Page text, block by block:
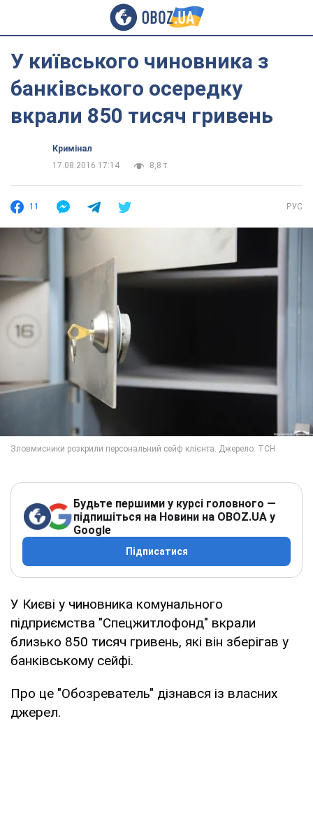
У київського чиновника з
банківського осередку
вкрали 850 тисяч гривень
Кримінал
17.08.2016 17:14
8,8 т.
11 РУС
Будьте першими у курсі головного —
підпишіться на Новини на OBOZ.UA у
Google
Підписатися
У Києві у чиновника комунального
підприємства "Спецжитлофонд" вкрали
близько 850 тисяч гривень, які він зберігав у
банківському сейфі.
Про це "Обозреватель" дізнався із власних
джерел.